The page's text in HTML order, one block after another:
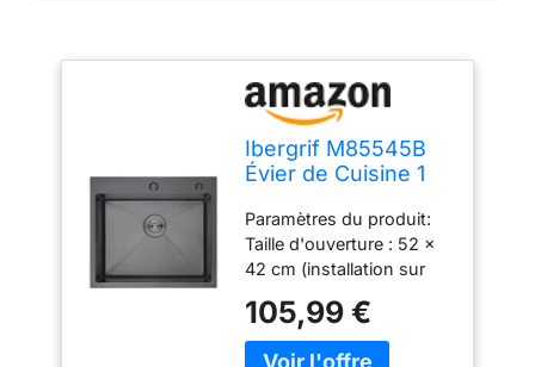
Ibergrif M85545B
Évier de Cuisine 1
Acier Inoxydable
avec Filtre de
Vidange, Montage à
Poser, Trous pour
Robinets et
Distributeurs de
Paramètres du produit:
Taille d'ouverture : 52 x
42 cm (installation sur
55 x 45 x 19 cm
Accessoires complets:
105,99 €